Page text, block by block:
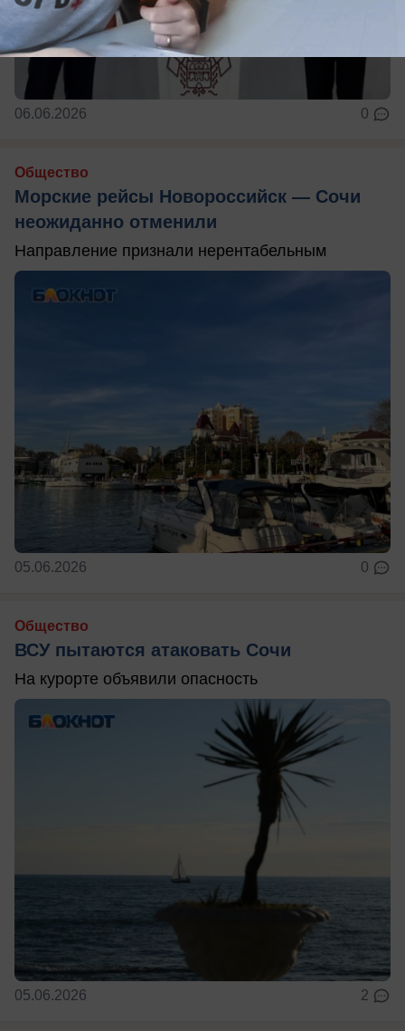
06.06.2026 0
Общество
Морские рейсы Новороссийск — Сочи
неожиданно отменили
Направление признали нерентабельным
05.06.2026 0
Общество
ВСУ пытаются атаковать Сочи
На курорте объявили опасность
05.06.2026 2